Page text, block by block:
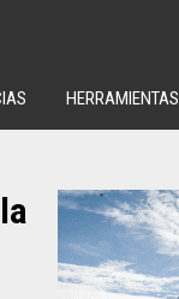
HERRAMIENTAS